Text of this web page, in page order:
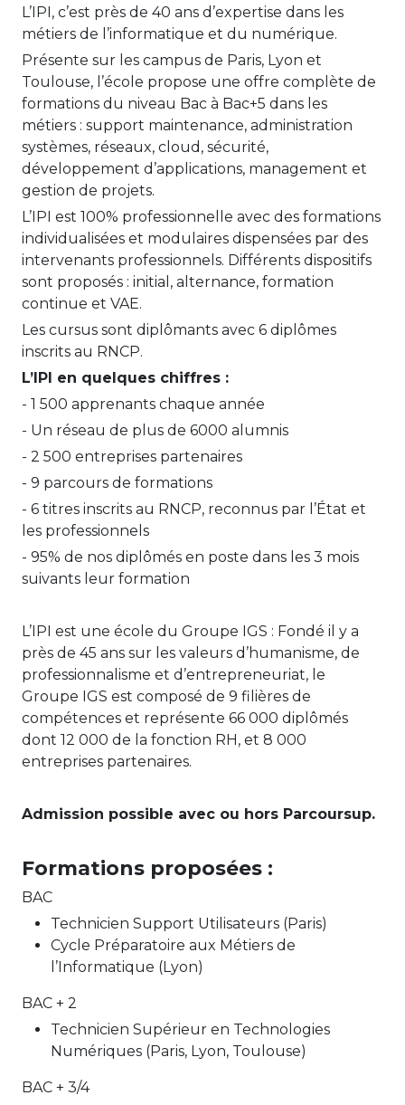
L’IPI, c’est près de 40 ans d’expertise dans les
métiers de l’informatique et du numérique.
Présente sur les campus de Paris, Lyon et
Toulouse, l’école propose une offre complète de
formations du niveau Bac à Bac+5 dans les
métiers : support maintenance, administration
systèmes, réseaux, cloud, sécurité,
développement d’applications, management et
gestion de projets.
L’IPI est 100% professionnelle avec des formations
individualisées et modulaires dispensées par des
intervenants professionnels. Différents dispositifs
sont proposés : initial, alternance, formation
continue et VAE.
Les cursus sont diplômants avec 6 diplômes
inscrits au RNCP.
L’IPI en quelques chiffres :
- 1 500 apprenants chaque année
- Un réseau de plus de 6000 alumnis
- 2 500 entreprises partenaires
- 9 parcours de formations
- 6 titres inscrits au RNCP, reconnus par l’État et
les professionnels
- 95% de nos diplômés en poste dans les 3 mois
suivants leur formation
L’IPI est une école du Groupe IGS : Fondé il y a
près de 45 ans sur les valeurs d’humanisme, de
professionnalisme et d’entrepreneuriat, le
Groupe IGS est composé de 9 filières de
compétences et représente 66 000 diplômés
dont 12 000 de la fonction RH, et 8 000
entreprises partenaires.
Admission possible avec ou hors Parcoursup.
Formations proposées :
BAC
Technicien Support Utilisateurs (Paris)
Cycle Préparatoire aux Métiers de
l’Informatique (Lyon)
BAC + 2
Technicien Supérieur en Technologies
Numériques (Paris, Lyon, Toulouse)
BAC + 3/4